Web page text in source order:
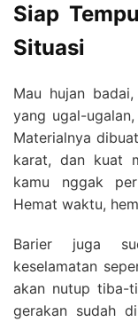
Siap
Situasi
Mau hujan
yang ugal-ugalan,
Materialnya
karat, dan kuat
kamu nggak
Hemat waktu,
Barier juga
keselamatan
akan nutup tiba-
gerakan sudah